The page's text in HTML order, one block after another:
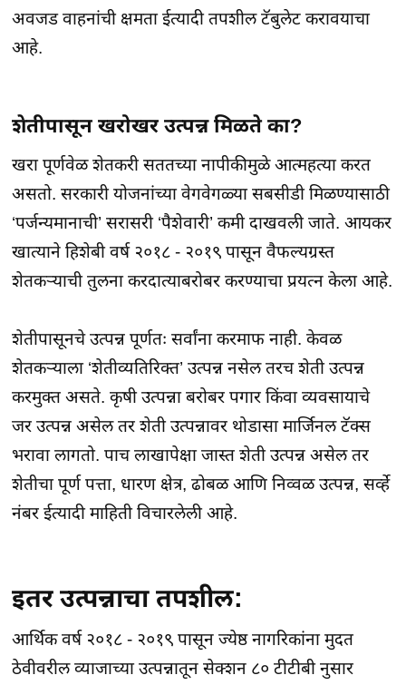
अवजड वाहनांची क्षमता ईत्यादी तपशील टॅबुलेट करावयाचा
आहे.
शेतीपासून खरोखर उत्पन्न मिळते का?
खरा पूर्णवेळ शेतकरी सततच्या नापीकीमुळे आत्महत्या करत
असतो. सरकारी योजनांच्या वेगवेगळ्या सबसीडी मिळण्यासाठी
‘पर्जन्यमानाची’ सरासरी ‘पैशेवारी’ कमी दाखवली जाते. आयकर
खात्याने हिशेबी वर्ष २०१८ - २०१९ पासून वैफल्यग्रस्त
शेतकऱ्याची तुलना करदात्याबरोबर करण्याचा प्रयत्न केला आहे.
शेतीपासूनचे उत्पन्न पूर्णतः सर्वांना करमाफ नाही. केवळ
शेतकऱ्याला ‘शेतीव्यतिरिक्त’ उत्पन्न नसेल तरच शेती उत्पन्न
करमुक्त असते. कृषी उत्पन्ना बरोबर पगार किंवा व्यवसायाचे
जर उत्पन्न असेल तर शेती उत्पन्नावर थोडासा मार्जिनल टॅक्स
भरावा लागतो. पाच लाखापेक्षा जास्त शेती उत्पन्न असेल तर
शेतीचा पूर्ण पत्ता, धारण क्षेत्र, ढोबळ आणि निव्वळ उत्पन्न, सर्व्हे
नंबर ईत्यादी माहिती विचारलेली आहे.
इतर उत्पन्नाचा तपशील:
आर्थिक वर्ष २०१८ - २०१९ पासून ज्येष्ठ नागरिकांना मुदत
ठेवीवरील व्याजाच्या उत्पन्नातून सेक्शन ८० टीटीबी नुसार